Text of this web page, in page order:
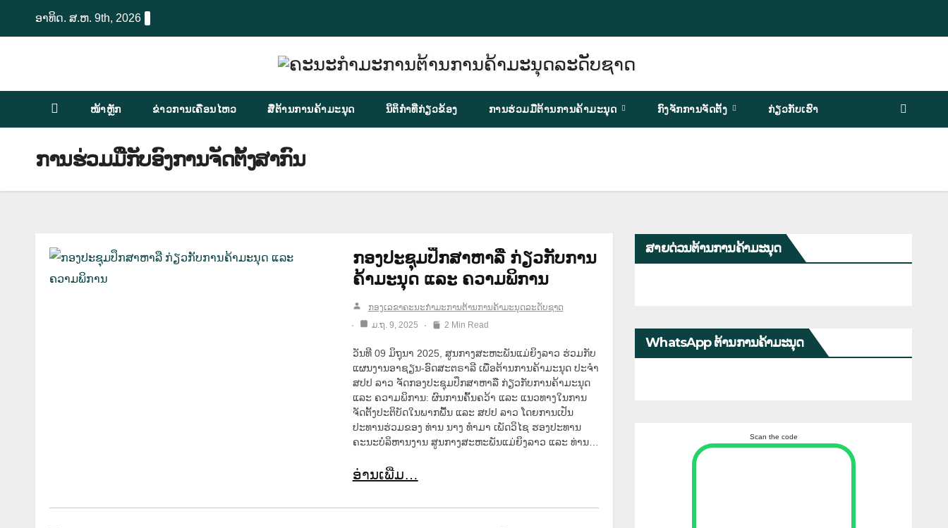
ອາທິດ. ສ.ຫ. 9th, 2026
ໜ້າຫຼັກ ຂ່າວການເຄື່ອນໄຫວ ສື່ຕ້ານການຄ້າມະນຸດ ນິຕິກຳທີ່ກ່ຽວຂ້ອງ ການຮ່ວມມືຕ້ານການຄ້າມະນຸດ ກົງຈັກການຈັດຕັ້ງ ກ່ຽວກັບເຮົາ
ການຮ່ວມມືກັບອົງການຈັດຕັ້ງສາກົນ
ກອງປະຊຸມປຶກສາຫາລື ກ່ຽວກັບການ
ຄ້າມະນຸດ ແລະ ຄວາມພິການ
ກອງເລຂາຄະນະກຳມະການຕ້ານການຄ້າມະນຸດລະດັບຊາດ
ມ.ຖ. 9, 2025
2 Min Read
ວັນທີ 09 ມິຖຸນາ 2025, ສູນກາງສະຫະພັນແມ່ຍິງລາວ ຮ່ວມກັບ
ແຜນງານອາຊຽນ-ອົດສະຕຣາລີ ເພື່ອຕ້ານການຄ້າມະນຸດ ປະຈໍາ
ສປປ ລາວ ຈັດກອງປະຊຸມປຶກສາຫາລື ກ່ຽວກັບການຄ້າມະນຸດ
ແລະ ຄວາມພິການ: ຜົນການຄົ້ນຄວ້າ ແລະ ແນວທາງໃນການ
ຈັດຕັ້ງປະຕິບັດໃນພາກພື້ນ ແລະ ສປປ ລາວ ໂດຍການເປັນ
ປະທານຮ່ວມຂອງ ທ່ານ ນາງ ທໍາມາ ເພັດວິໄຊ ຮອງປະທານ
ຄະນະບໍລິຫານງານ ສູນກາງສະຫະພັນແມ່ຍິງລາວ ແລະ ທ່ານ…
ອ່ານເພີ່ມ…
ສາຍດ່ວນຕ້ານການຄ້າມະນຸດ
WhatsApp ຕ້ານການຄ້າມະນຸດ
Scan the code